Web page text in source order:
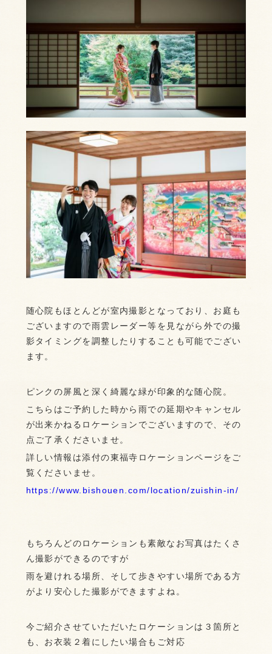
随心院もほとんどが室内撮影となっており、お庭も
ございますので雨雲レーダー等を見ながら外での撮
影タイミングを調整したりすることも可能でござい
ます。
ピンクの屏風と深く綺麗な緑が印象的な随心院。
こちらはご予約した時から雨での延期やキャンセル
が出来かねるロケーションでございますので、その
点ご了承くださいませ。
詳しい情報は添付の東福寺ロケーションページをご
覧くださいませ。
https://www.bishouen.com/location/zuishin-in/
もちろんどのロケーションも素敵なお写真はたくさ
ん撮影ができるのですが
雨を避けれる場所、そして歩きやすい場所である方
がより安心した撮影ができますよね。
今ご紹介させていただいたロケーションは３箇所と
も、お衣装２着にしたい場合もご対応